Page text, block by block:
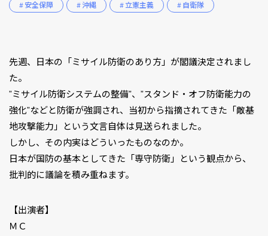
# 安全保障 # 沖縄 # 立憲主義 # 自衛隊
先週、日本の「ミサイル防衛のあり方」が閣議決定されまし
た。
”ミサイル防衛システムの整備”、”スタンド・オフ防衛能力の
強化”などと防衛が強調され、当初から指摘されてきた「敵基
地攻撃能力」という文言自体は見送られました。
しかし、その内実はどういったものなのか。
日本が国防の基本としてきた「専守防衛」という観点から、
批判的に議論を積み重ねます。
【出演者】
ＭＣ